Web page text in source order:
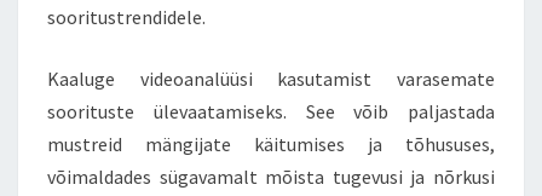
sooritustrendidele.
Kaaluge videoanalüüsi kasutamist varasemate
soorituste ülevaatamiseks. See võib paljastada
mustreid mängijate käitumises ja tõhususes,
võimaldades sügavamalt mõista tugevusi ja nõrkusi